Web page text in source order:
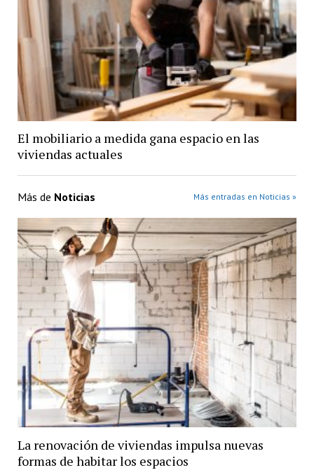
El mobiliario a medida gana espacio en las
viviendas actuales
Más de Noticias Más entradas en Noticias »
La renovación de viviendas impulsa nuevas
formas de habitar los espacios